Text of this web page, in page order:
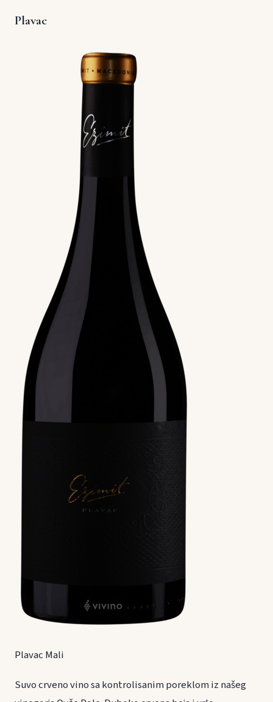
Plavac
Plavac Mali
Suvo crveno vino sa kontrolisanim poreklom iz našeg